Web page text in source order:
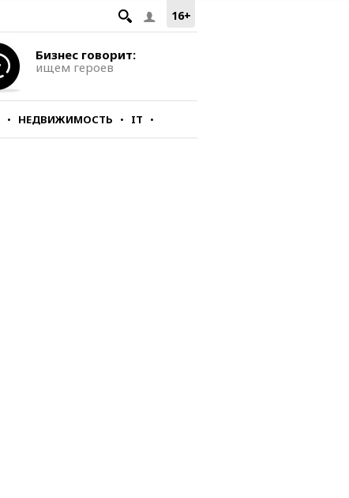
16+
Бизнес говорит:
ищем героев
НЕДВИЖИМОСТЬ IT